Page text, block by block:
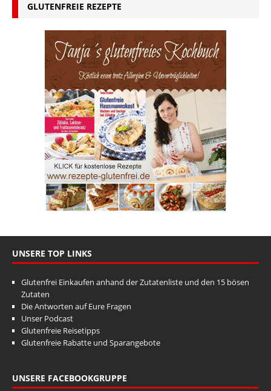
GLUTENFREIE REZEPTE
UNSERE TOP LINKS
Glutenfrei Einkaufen anhand der Zutatenliste und den 15 bösen
Zutaten
Die Antworten auf Eure Fragen
Unser Podcast
Glutenfreie Reisetipps
Glutenfreie Rabatte und Sparangebote
UNSERE FACEBOOKGRUPPE